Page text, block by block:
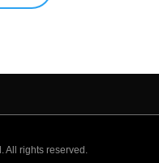
All rights reserved.